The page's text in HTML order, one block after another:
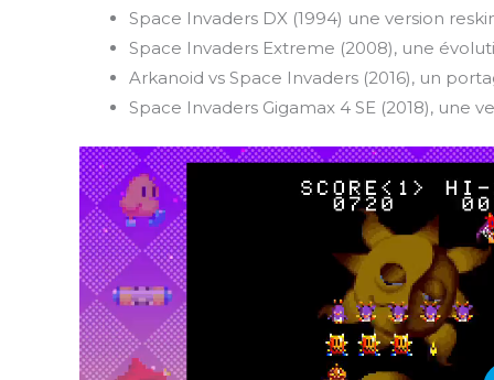
Space Invaders DX (1994) une version
Space Invaders Extreme (2008), une
Arkanoid vs Space Invaders (2016), un
Space Invaders Gigamax 4 SE (2018), une